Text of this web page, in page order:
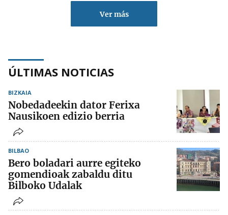
Ver más
ÚLTIMAS NOTICIAS
BIZKAIA
Nobedadeekin dator Ferixa
Nausikoen edizio berria
BILBAO
Bero boladari aurre egiteko
gomendioak zabaldu ditu
Bilboko Udalak